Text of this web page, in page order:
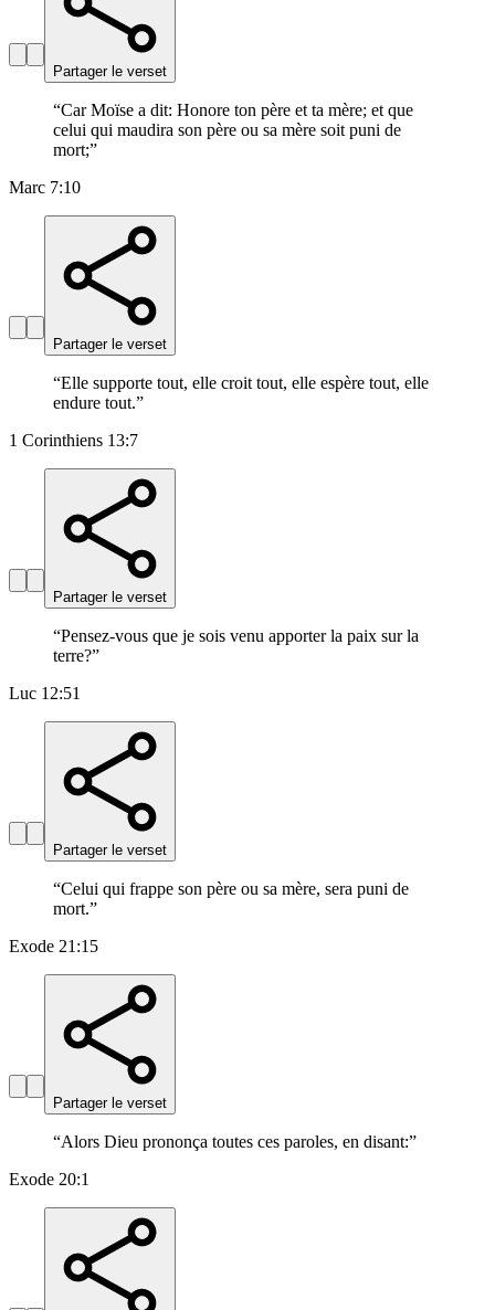
Partager le verset
“Car Moïse a dit: Honore ton père et ta mère; et que
celui qui maudira son père ou sa mère soit puni de
mort;”
Marc 7:10
Partager le verset
“Elle supporte tout, elle croit tout, elle espère tout, elle
endure tout.”
1 Corinthiens 13:7
Partager le verset
“Pensez-vous que je sois venu apporter la paix sur la
terre?”
Luc 12:51
Partager le verset
“Celui qui frappe son père ou sa mère, sera puni de
mort.”
Exode 21:15
Partager le verset
“Alors Dieu prononça toutes ces paroles, en disant:”
Exode 20:1